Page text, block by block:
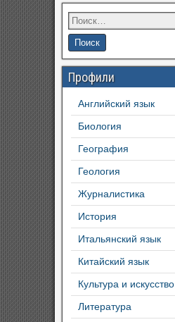
Профили
Английский язык
Биология
География
Геология
Журналистика
История
Итальянский язык
Китайский язык
Культура и искусство
Литература